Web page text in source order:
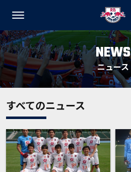
NEWS
ニュース
すべてのニュース